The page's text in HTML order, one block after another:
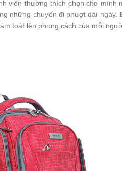
viên thường thích chọn cho mình
những chuyến đi phượt dài ngày.
toát lên phong cách của mỗi